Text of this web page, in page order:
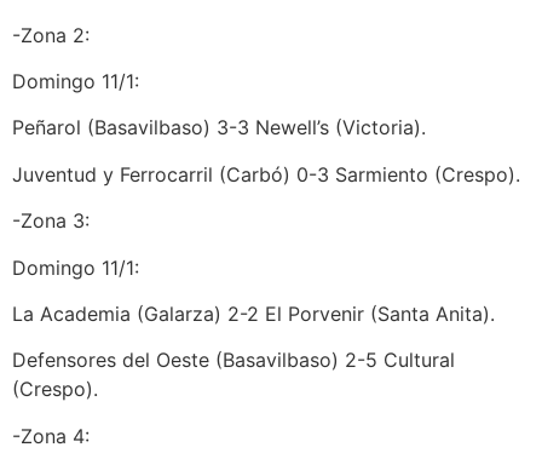
-Zona 2:
Domingo 11/1:
Peñarol (Basavilbaso) 3-3 Newell’s (Victoria).
Juventud y Ferrocarril (Carbó) 0-3 Sarmiento (Crespo).
-Zona 3:
Domingo 11/1:
La Academia (Galarza) 2-2 El Porvenir (Santa Anita).
Defensores del Oeste (Basavilbaso) 2-5 Cultural
(Crespo).
-Zona 4: